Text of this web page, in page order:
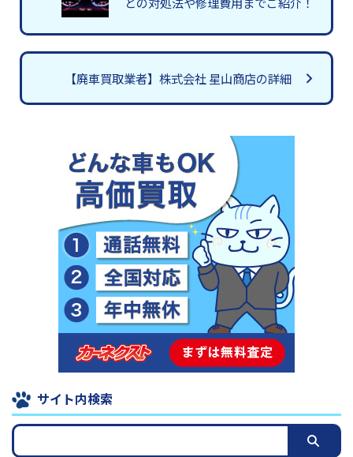
【廃車買取業者】株式会社 星山商店の詳細
サイト内検索